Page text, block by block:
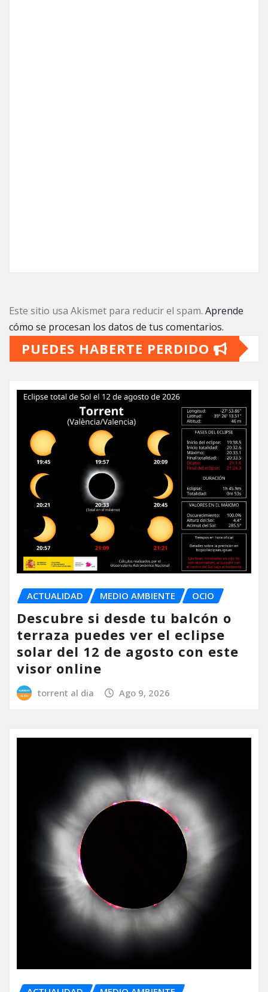
Este sitio usa Akismet para reducir el spam. Aprende
cómo se procesan los datos de tus comentarios.
PUEDES HABERTE PERDIDO
ACTUALIDAD MEDIO AMBIENTE OCIO
Descubre si desde tu balcón o
terraza puedes ver el eclipse
solar del 12 de agosto con este
visor online
torrent al dia Ago 9, 2026